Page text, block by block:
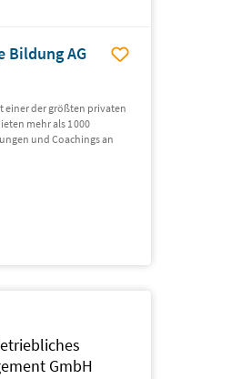
AG
einer der größten privaten
mehr als 1 000
und Coachings an
GmbH